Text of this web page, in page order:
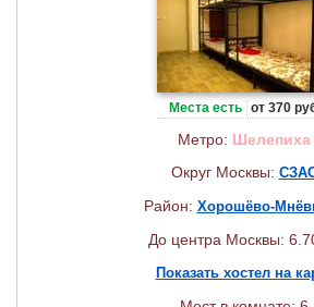
Места есть от 370
Метро: Шелепиха
Округ Москвы:
Район: Хорошёво-
До центра Москвы:
Показать хостел на